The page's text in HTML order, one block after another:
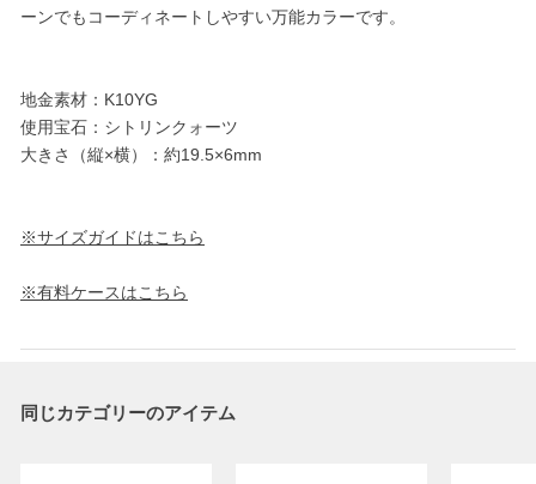
ーンでもコーディネートしやすい万能カラーです。
地金素材：K10YG
使用宝石：シトリンクォーツ
大きさ（縦×横）：約19.5×6mm
※サイズガイドはこちら
※有料ケースはこちら
同じカテゴリーのアイテム